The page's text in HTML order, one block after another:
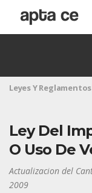
Leyes Y Reglamentos
Ley Del
O Uso De
Actualizacion del
2009